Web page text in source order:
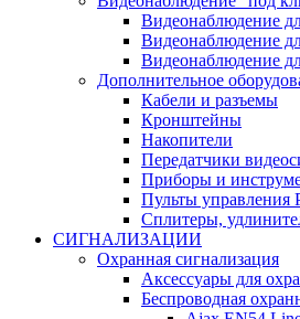
Видеонаблюдение
Видеонаблюдение
Видеонаблюдение
Дополнительное
Кабели и разъемы
Кронштейны
Накопители
Передатчики
Приборы и
Пульты управления
Сплитеры,
СИГНАЛИЗАЦИИ
Охранная сигнализация
Аксессуары для
Беспроводная